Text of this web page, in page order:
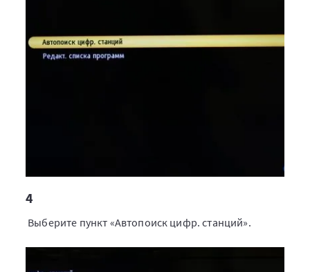
4
Выберите пункт «Автопоиск цифр. станций».